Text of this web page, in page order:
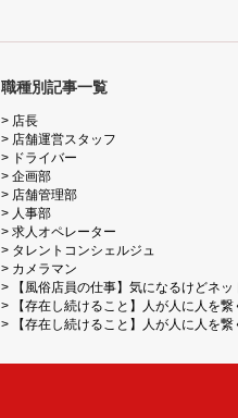
職種別記事一覧
店長
店舗運営スタッフ
ドライバー
企画部
店舗管理部
人事部
求人オペレーター
タレントコンシェルジュ
カメラマン
【風俗店員の仕事】気になるけどネ
【存在し続けること】人が人に人を
【存在し続けること】人が人に人を